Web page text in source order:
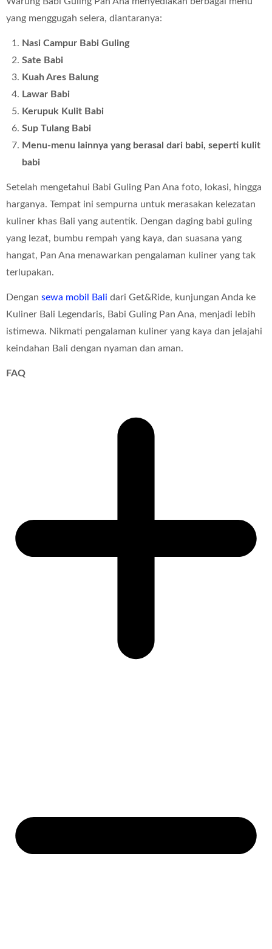
yang menggugah selera, diantaranya:
Nasi Campur Babi Guling
Sate Babi
Kuah Ares Balung
Lawar Babi
Kerupuk Kulit Babi
Sup Tulang Babi
Menu-menu lainnya yang berasal dari babi, seperti kulit
babi
Setelah mengetahui Babi Guling Pan Ana foto, lokasi, hingga
harganya. Tempat ini sempurna untuk merasakan kelezatan
kuliner khas Bali yang autentik. Dengan daging babi guling
yang lezat, bumbu rempah yang kaya, dan suasana yang
hangat, Pan Ana menawarkan pengalaman kuliner yang tak
terlupakan.
Dengan sewa mobil Bali dari Get&Ride, kunjungan Anda ke
Kuliner Bali Legendaris, Babi Guling Pan Ana, menjadi lebih
istimewa. Nikmati pengalaman kuliner yang kaya dan jelajahi
keindahan Bali dengan nyaman dan aman.
FAQ